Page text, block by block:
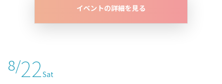
イベントの詳細を見る
8/22Sat